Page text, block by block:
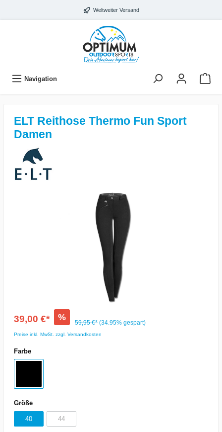
Weltweiter Versand
Navigation
ELT Reithose Thermo Fun Sport
Damen
39,00 €* %
59,95 €* (34.95% gespart)
Preise inkl. MwSt. zzgl. Versandkosten
Farbe
Größe
40 44